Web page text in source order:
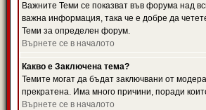
Важните Теми се показват във форума над
важна информация, така че е добре да
Теми за определен форум.
Върнете се в началото
Какво е Заключена тема?
Темите могат да бъдат заключвани от
прекратена. Има много причини, поради
Върнете се в началото